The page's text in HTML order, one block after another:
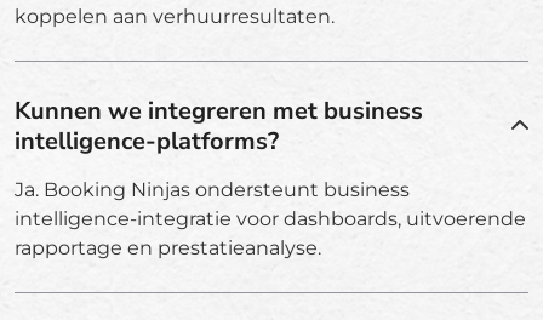
koppelen aan verhuurresultaten.
Kunnen we integreren met business
intelligence-platforms?
Ja. Booking Ninjas ondersteunt business
intelligence-integratie voor dashboards, uitvoerende
rapportage en prestatieanalyse.